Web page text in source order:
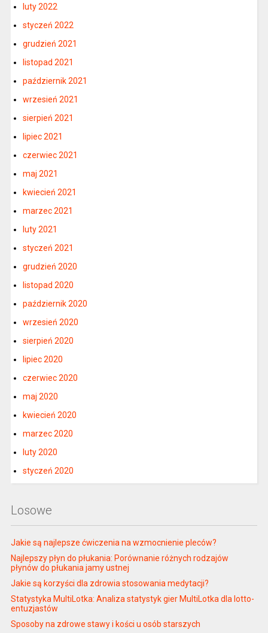
luty 2022
styczeń 2022
grudzień 2021
listopad 2021
październik 2021
wrzesień 2021
sierpień 2021
lipiec 2021
czerwiec 2021
maj 2021
kwiecień 2021
marzec 2021
luty 2021
styczeń 2021
grudzień 2020
listopad 2020
październik 2020
wrzesień 2020
sierpień 2020
lipiec 2020
czerwiec 2020
maj 2020
kwiecień 2020
marzec 2020
luty 2020
styczeń 2020
Losowe
Jakie są najlepsze ćwiczenia na wzmocnienie pleców?
Najlepszy płyn do płukania: Porównanie różnych rodzajów
płynów do płukania jamy ustnej
Jakie są korzyści dla zdrowia stosowania medytacji?
Statystyka MultiLotka: Analiza statystyk gier MultiLotka dla lotto-
entuzjastów
Sposoby na zdrowe stawy i kości u osób starszych